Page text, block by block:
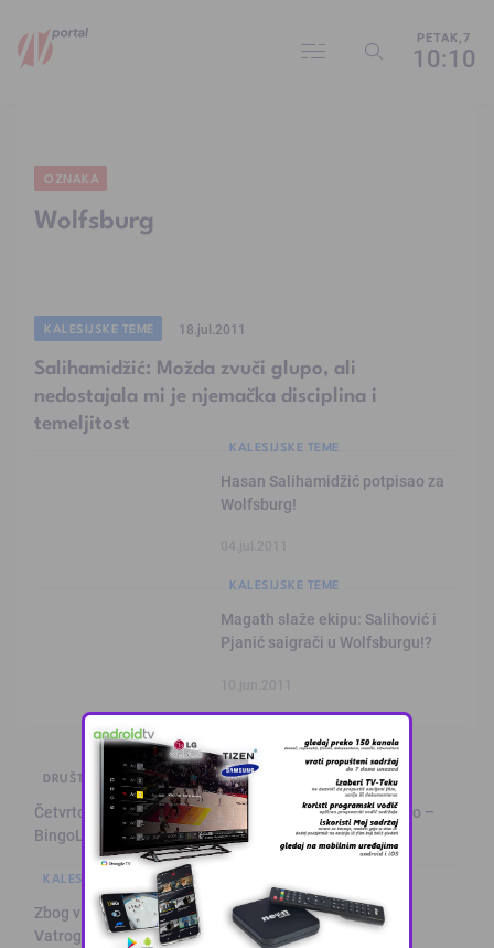
PETAK,7
10:10
OZNAKA
Wolfsburg
KALESIJSKE TEME 18.jul.2011
Salihamidžić: Možda zvuči glupo, ali
nedostajala mi je njemačka disciplina i
temeljitost
KALESIJSKE TEME
Hasan Salihamidžić potpisao za
Wolfsburg!
KALESIJSKE TEME
Magath slaže ekipu: Salihović i
Pjanić saigrači u Wolfsburgu!?
DRUŠTVO I POLITIKA
Četvrto ljeto zaredom Trg slobode postaje Naše mjesto –
BingoL …
KALESIJSKE TEME
Zbog visokih temperatura raste opasnost od požara:
Vatrogasci pozivaj …